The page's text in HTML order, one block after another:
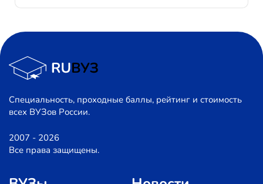
Специальность, проходные баллы, рейтинг и стоимость
всех ВУЗов России.
2007 - 2026
Все права защищены.